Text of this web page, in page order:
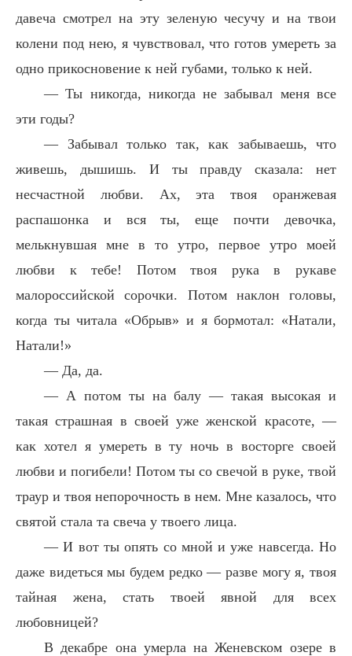
давеча смотрел на эту зеленую чесучу и на твои
колени под нею, я чувствовал, что готов умереть за
одно прикосновение к ней губами, только к ней.
— Ты никогда, никогда не забывал меня все
эти годы?
— Забывал только так, как забываешь, что
живешь, дышишь. И ты правду сказала: нет
несчастной любви. Ах, эта твоя оранжевая
распашонка и вся ты, еще почти девочка,
мелькнувшая мне в то утро, первое утро моей
любви к тебе! Потом твоя рука в рукаве
малороссийской сорочки. Потом наклон головы,
когда ты читала «Обрыв» и я бормотал: «Натали,
Натали!»
— Да, да.
— А потом ты на балу — такая высокая и
такая страшная в своей уже женской красоте, —
как хотел я умереть в ту ночь в восторге своей
любви и погибели! Потом ты со свечой в руке, твой
траур и твоя непорочность в нем. Мне казалось, что
святой стала та свеча у твоего лица.
— И вот ты опять со мной и уже навсегда. Но
даже видеться мы будем редко — разве могу я, твоя
тайная жена, стать твоей явной для всех
любовницей?
В декабре она умерла на Женевском озере в